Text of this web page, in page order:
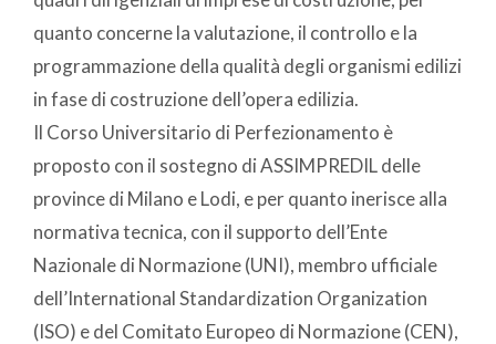
quanto concerne la valutazione, il controllo e la
programmazione della qualità degli organismi edilizi
in fase di costruzione dell’opera edilizia.
Il Corso Universitario di Perfezionamento è
proposto con il sostegno di ASSIMPREDIL delle
province di Milano e Lodi, e per quanto inerisce alla
normativa tecnica, con il supporto dell’Ente
Nazionale di Normazione (UNI), membro ufficiale
dell’International Standardization Organization
(ISO) e del Comitato Europeo di Normazione (CEN),